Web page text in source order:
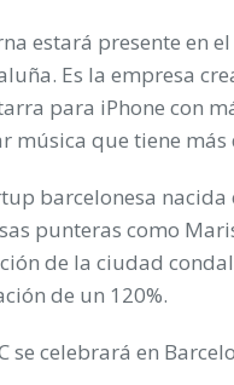
estará presente en
Es la empresa
para iPhone con
música que tiene
barcelonesa nacida
punteras como
de la ciudad
de un 120%.
se celebrará en